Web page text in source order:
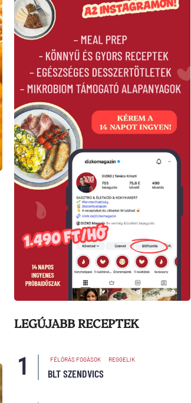
LEGÚJABB RECEPTEK
FÉLÓRÁS FOGÁSOK REGGELIK
BLT SZENDVICS